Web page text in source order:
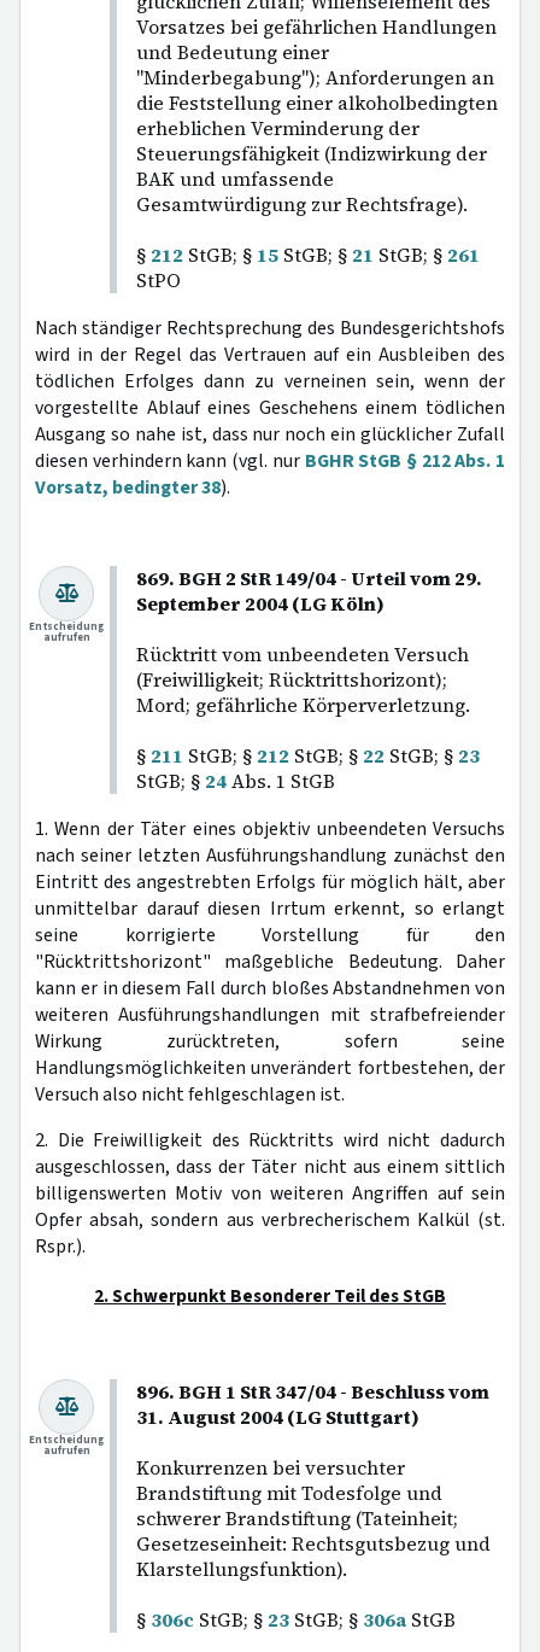
Vorsatzes bei gefährlichen Handlungen
und Bedeutung einer
"Minderbegabung"); Anforderungen an
die Feststellung einer alkoholbedingten
erheblichen Verminderung der
Steuerungsfähigkeit (Indizwirkung der
BAK und umfassende
Gesamtwürdigung zur Rechtsfrage).
§ 212 StGB; § 15 StGB; § 21 StGB; § 261
StPO
Nach ständiger Rechtsprechung des Bundesgerichtshofs
wird in der Regel das Vertrauen auf ein Ausbleiben des
tödlichen Erfolges dann zu verneinen sein, wenn der
vorgestellte Ablauf eines Geschehens einem tödlichen
Ausgang so nahe ist, dass nur noch ein glücklicher Zufall
diesen verhindern kann (vgl. nur BGHR StGB § 212 Abs. 1
Vorsatz, bedingter 38).
869. BGH 2 StR 149/04 - Urteil vom 29.
September 2004 (LG Köln)
Rücktritt vom unbeendeten Versuch
(Freiwilligkeit; Rücktrittshorizont);
Mord; gefährliche Körperverletzung.
§ 211 StGB; § 212 StGB; § 22 StGB; § 23
StGB; § 24Abs. 1 StGB
Entscheidung
aufrufen
1. Wenn der Täter eines objektiv unbeendeten Versuchs
nach seiner letzten Ausführungshandlung zunächst den
Eintritt des angestrebten Erfolgs für möglich hält, aber
unmittelbar darauf diesen Irrtum erkennt, so erlangt
seine korrigierte Vorstellung für den
"Rücktrittshorizont" maßgebliche Bedeutung. Daher
kann er in diesem Fall durch bloßes Abstandnehmen von
weiteren Ausführungshandlungen mit strafbefreiender
Wirkung zurücktreten, sofern seine
Handlungsmöglichkeiten unverändert fortbestehen, der
Versuch also nicht fehlgeschlagen ist.
2. Die Freiwilligkeit des Rücktritts wird nicht dadurch
ausgeschlossen, dass der Täter nicht aus einem sittlich
billigenswerten Motiv von weiteren Angriffen auf sein
Opfer absah, sondern aus verbrecherischem Kalkül (st.
Rspr.).
2. Schwerpunkt Besonderer Teil des StGB
896. BGH 1 StR 347/04 - Beschluss vom
31. August 2004 (LG Stuttgart)
Konkurrenzen bei versuchter
Brandstiftung mit Todesfolge und
schwerer Brandstiftung (Tateinheit;
Gesetzeseinheit: Rechtsgutsbezug und
Klarstellungsfunktion).
§ 306c StGB; § 23 StGB; § 306a StGB
Entscheidung
aufrufen